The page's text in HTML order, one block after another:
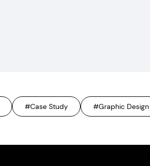
#Case Study #Graphic Design